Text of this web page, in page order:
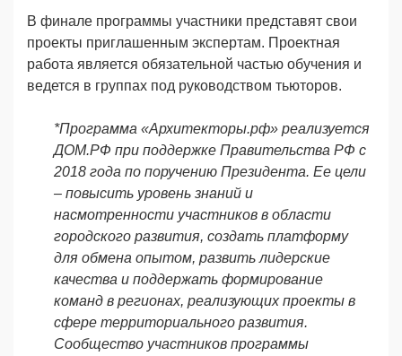
В финале программы участники представят свои
проекты приглашенным экспертам. Проектная
работа является обязательной частью обучения и
ведется в группах под руководством тьюторов.
*Программа «Архитекторы.рф» реализуется
ДОМ.РФ при поддержке Правительства РФ с
2018 года по поручению Президента. Ее цели
– повысить уровень знаний и
насмотренности участников в области
городского развития, создать платформу
для обмена опытом, развить лидерские
качества и поддержать формирование
команд в регионах, реализующих проекты в
сфере территориального развития.
Сообщество участников программы